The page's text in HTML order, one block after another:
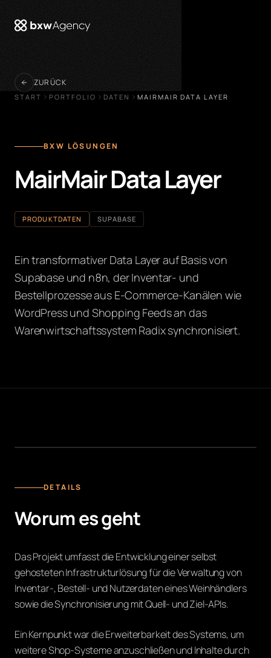
ZURÜCK
START PORTFOLIO DATEN MAIRMAIR DATA LAYER
BXW LÖSUNGEN
MairMair Data Layer
PRODUKTDATEN SUPABASE
Ein transformativer Data Layer auf Basis von
Supabase und n8n, der Inventar- und
Bestellprozesse aus E-Commerce-Kanälen wie
WordPress und Shopping Feeds an das
Warenwirtschaftssystem Radix synchronisiert.
DETAILS
Worum es geht
Das Projekt umfasst die Entwicklung einer selbst
gehosteten Infrastrukturlösung für die Verwaltung von
Inventar-, Bestell- und Nutzerdaten eines Weinhändlers
sowie die Synchronisierung mit Quell- und Ziel-APIs.
Ein Kernpunkt war die Erweiterbarkeit des Systems, um
weitere Shop-Systeme anzuschließen und Inhalte durch